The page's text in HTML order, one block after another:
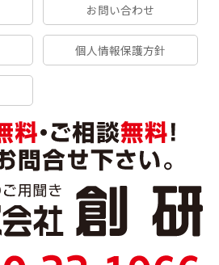
お問い合わせ
個人情報保護方針